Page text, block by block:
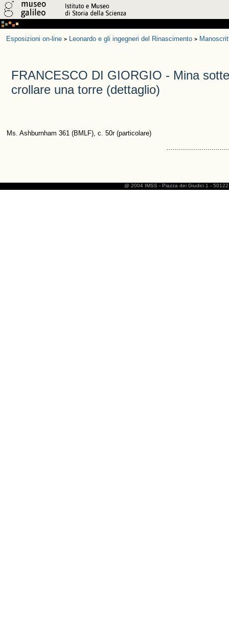
Esposizioni on-line > Leonardo e gli ingegneri del Rinascimento >
FRANCESCO DI GIORGIO - Mina
crollare una torre (dettaglio)
Ms. Ashburnham 361 (BMLF), c. 50r (particolare)
@ 2004 IMSS - Piazza dei Giudici 1 - 50122